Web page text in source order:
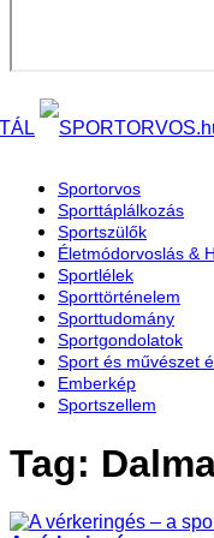
Sportorvos
Sporttáplálkozás
Sportszülők
Életmódorvoslás &
Sportlélek
Sporttörténelem
Sporttudomány
Sportgondolatok
Sport és művészet
Emberkép
Sportszellem
Tag: